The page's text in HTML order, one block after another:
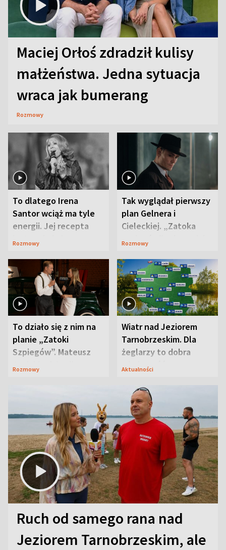
Maciej Orłoś zdradził kulisy
małżeństwa. Jedna sytuacja
wraca jak bumerang
Rozmowy
To dlatego Irena
Santor wciąż ma tyle
energii. Jej recepta
jest zaskakująco
Rozmowy
Tak wyglądał pierwszy
plan Gelnera i
Cieleckiej. „Zatoka
szpiegów” od razu ich
Rozmowy
To działo się z nim na
planie „Zatoki
Szpiegów”. Mateusz
Janicki odsłonił
Rozmowy
Wiatr nad Jeziorem
Tarnobrzeskim. Dla
żeglarzy to dobra
wiadomość
Aktualności
Ruch od samego rana nad
Jeziorem Tarnobrzeskim, ale